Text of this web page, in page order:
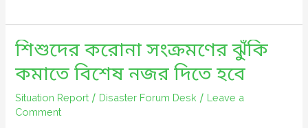
floods
and
landslides
in
the
country.
flow
rising:
Need
to
take
শিশুদের করোনা সংক্রমণের ঝুঁকি
কমাতে বিশেষ নজর দিতে হবে
Situation Report/ Disaster Forum Desk / Leave a
Comment